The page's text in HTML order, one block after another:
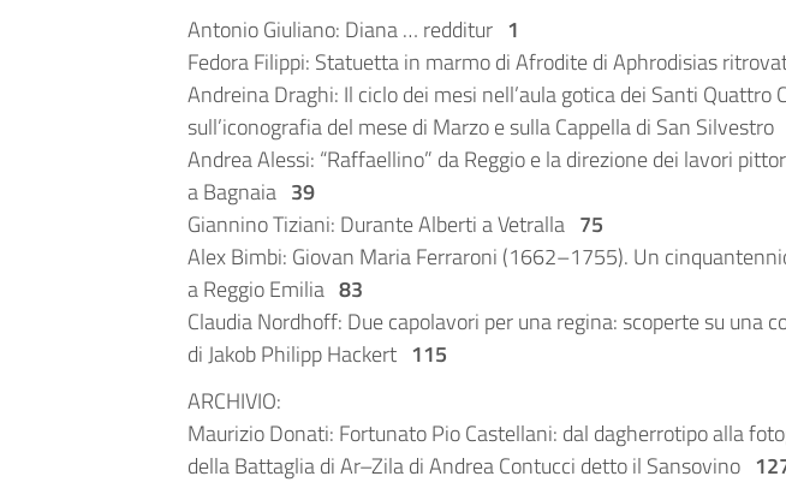
Antonio Giuliano: Diana … redditur 1
Fedora Filippi: Statuetta in marmo di Afrodite di Aphrodisias
Andreina Draghi: Il ciclo dei mesi nell’aula gotica dei Santi Quattro
sull’iconografia del mese di Marzo e sulla Cappella di San Silvestro
Andrea Alessi: “Raffaellino” da Reggio e la direzione dei lavori
a Bagnaia 39
Giannino Tiziani: Durante Alberti a Vetralla 75
Alex Bimbi: Giovan Maria Ferraroni (1662–1755). Un
a Reggio Emilia 83
Claudia Nordhoff: Due capolavori per una regina: scoperte su una
di Jakob Philipp Hackert 115
ARCHIVIO:
Maurizio Donati: Fortunato Pio Castellani: dal dagherrotipo alla
della Battaglia di Ar–Zila di Andrea Contucci detto il Sansovino